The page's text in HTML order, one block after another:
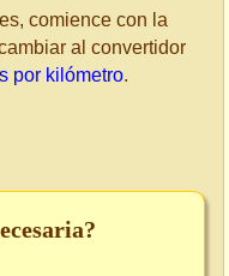
comience con la
al convertidor
por kilómetro.